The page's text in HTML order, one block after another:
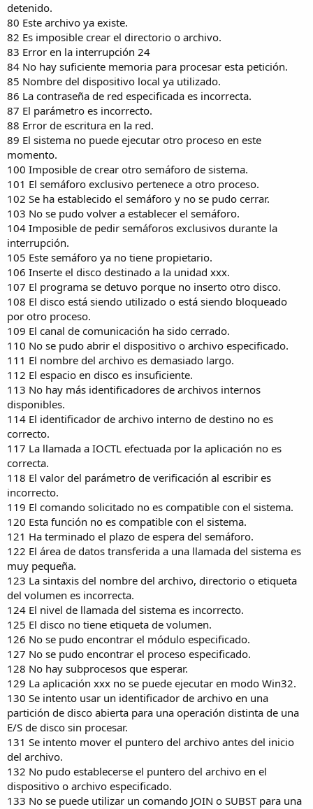
detenido.
80 Este archivo ya existe.
82 Es imposible crear el directorio o archivo.
83 Error en la interrupción 24
84 No hay suficiente memoria para procesar esta petición.
85 Nombre del dispositivo local ya utilizado.
86 La contraseña de red especificada es incorrecta.
87 El parámetro es incorrecto.
88 Error de escritura en la red.
89 El sistema no puede ejecutar otro proceso en este
momento.
100 Imposible de crear otro semáforo de sistema.
101 El semáforo exclusivo pertenece a otro proceso.
102 Se ha establecido el semáforo y no se pudo cerrar.
103 No se pudo volver a establecer el semáforo.
104 Imposible de pedir semáforos exclusivos durante la
interrupción.
105 Este semáforo ya no tiene propietario.
106 Inserte el disco destinado a la unidad xxx.
107 El programa se detuvo porque no inserto otro disco.
108 El disco está siendo utilizado o está siendo bloqueado
por otro proceso.
109 El canal de comunicación ha sido cerrado.
110 No se pudo abrir el dispositivo o archivo especificado.
111 El nombre del archivo es demasiado largo.
112 El espacio en disco es insuficiente.
113 No hay más identificadores de archivos internos
disponibles.
114 El identificador de archivo interno de destino no es
correcto.
117 La llamada a IOCTL efectuada por la aplicación no es
correcta.
118 El valor del parámetro de verificación al escribir es
incorrecto.
119 El comando solicitado no es compatible con el sistema.
120 Esta función no es compatible con el sistema.
121 Ha terminado el plazo de espera del semáforo.
122 El área de datos transferida a una llamada del sistema es
muy pequeña.
123 La sintaxis del nombre del archivo, directorio o etiqueta
del volumen es incorrecta.
124 El nivel de llamada del sistema es incorrecto.
125 El disco no tiene etiqueta de volumen.
126 No se pudo encontrar el módulo especificado.
127 No se pudo encontrar el proceso especificado.
128 No hay subprocesos que esperar.
129 La aplicación xxx no se puede ejecutar en modo Win32.
130 Se intento usar un identificador de archivo en una
partición de disco abierta para una operación distinta de una
E/S de disco sin procesar.
131 Se intento mover el puntero del archivo antes del inicio
del archivo.
132 No pudo establecerse el puntero del archivo en el
dispositivo o archivo especificado.
133 No se puede utilizar un comando JOIN o SUBST para una